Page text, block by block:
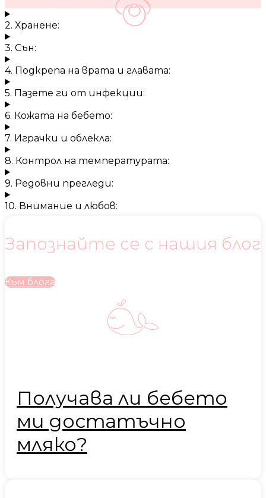
2. Хранене:
3. Сън:
4. Подкрепа на врата и главата:
5. Пазете ги от инфекции:
6. Кожата на бебето:
7. Играчки и облекла:
8. Контрол на температурата:
9. Редовни прегледи:
10. Внимание и любов:
Запознайте се с нашия блог
Към блога
Получава ли бебето
ми достатъчно
мляко?